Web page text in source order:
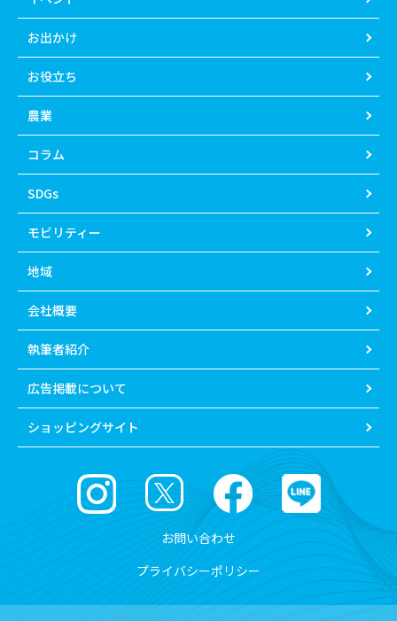
お出かけ
お役立ち
農業
コラム
SDGs
モビリティー
地域
会社概要
執筆者紹介
広告掲載について
ショッピングサイト
お問い合わせ
プライバシーポリシー